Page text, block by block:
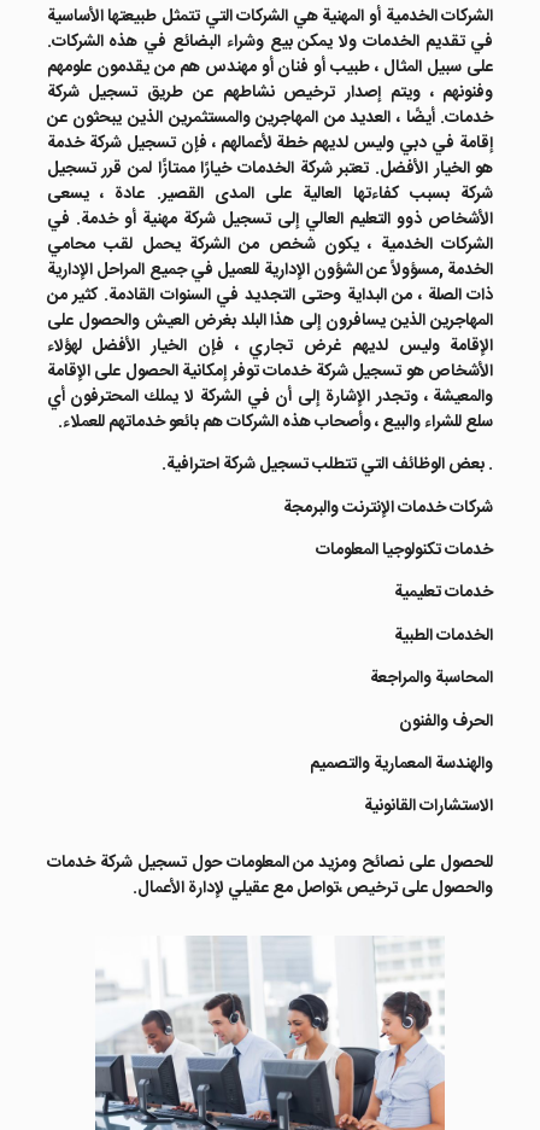
الشركات الخدمية أو المهنية هي الشركات التي تتمثل طبيعتها الأساسية
في تقديم الخدمات ولا يمكن بيع وشراء البضائع في هذه الشركات.
على سبيل المثال ، طبيب أو فنان أو مهندس هم من يقدمون علومهم
وفنونهم ، ويتم إصدار ترخيص نشاطهم عن طريق تسجيل شركة
خدمات. أيضًا ، العديد من المهاجرين والمستثمرين الذين يبحثون عن
إقامة في دبي وليس لديهم خطة لأعمالهم ، فإن تسجيل شركة خدمة
هو الخيار الأفضل. تعتبر شركة الخدمات خيارًا ممتازًا لمن قرر تسجيل
شركة بسبب كفاءتها العالية على المدى القصير. عادة ، يسعى
الأشخاص ذوو التعليم العالي إلى تسجيل شركة مهنية أو خدمة. في
الشركات الخدمية ، يكون شخص من الشركة يحمل لقب محامي
الخدمة ,مسؤولاً عن الشؤون الإدارية للعميل في جميع المراحل الإدارية
ذات الصلة ، من البداية وحتى التجديد في السنوات القادمة. كثير من
المهاجرين الذين يسافرون إلى هذا البلد بغرض العيش والحصول على
الإقامة وليس لديهم غرض تجاري ، فإن الخيار الأفضل لهؤلاء
الأشخاص هو تسجيل شركة خدمات توفر إمكانية الحصول على الإقامة
والمعيشة ، وتجدر الإشارة إلى أن في الشركة لا يملك المحترفون أي
سلع للشراء والبيع ، وأصحاب هذه الشركات هم بائعو خدماتهم للعملاء.
.بعض الوظائف التي تتطلب تسجيل شركة احترافية.
شركات خدمات الإنترنت والبرمجة
خدمات تكنولوجيا المعلومات
خدمات تعليمية
الخدمات الطبية
المحاسبة والمراجعة
الحرف والفنون
والهندسة المعمارية والتصميم
الاستشارات القانونية
للحصول على نصائح ومزيد من المعلومات حول تسجيل شركة خدمات
والحصول على ترخيص ،تواصل مع عقيلي لإدارة الأعمال.